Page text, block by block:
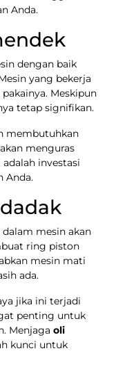
Anda.
dengan baik
yang bekerja
Meskipun
tetap signifikan.
membutuhkan
menguras
investasi
Anda.
mesin akan
ring piston
mesin mati
ada.
jika ini terjadi
penting untuk
Menjaga oli
kunci untuk